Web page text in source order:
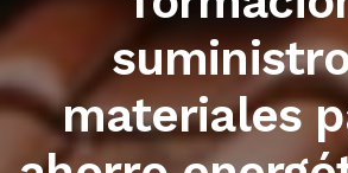
Trabajamos
primeras
sector